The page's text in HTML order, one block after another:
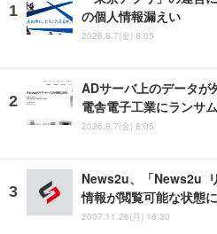
の個人情報漏えい
2026.8.7(金) 8:05
ADサーバ上のデータ
電舎電子工業にランサ
2026.8.7(金) 8:05
News2u、「News2u
情報が閲覧可能な状態に
2007.11.26(月) 16:30